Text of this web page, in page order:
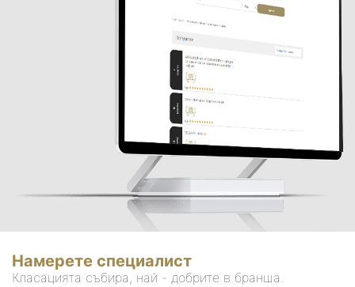
Намерете специалист
Класацията събира, най - добрите в бранша.